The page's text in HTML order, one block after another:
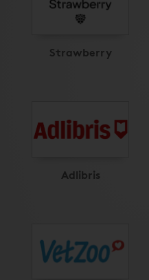
Strawberry
Adlibris